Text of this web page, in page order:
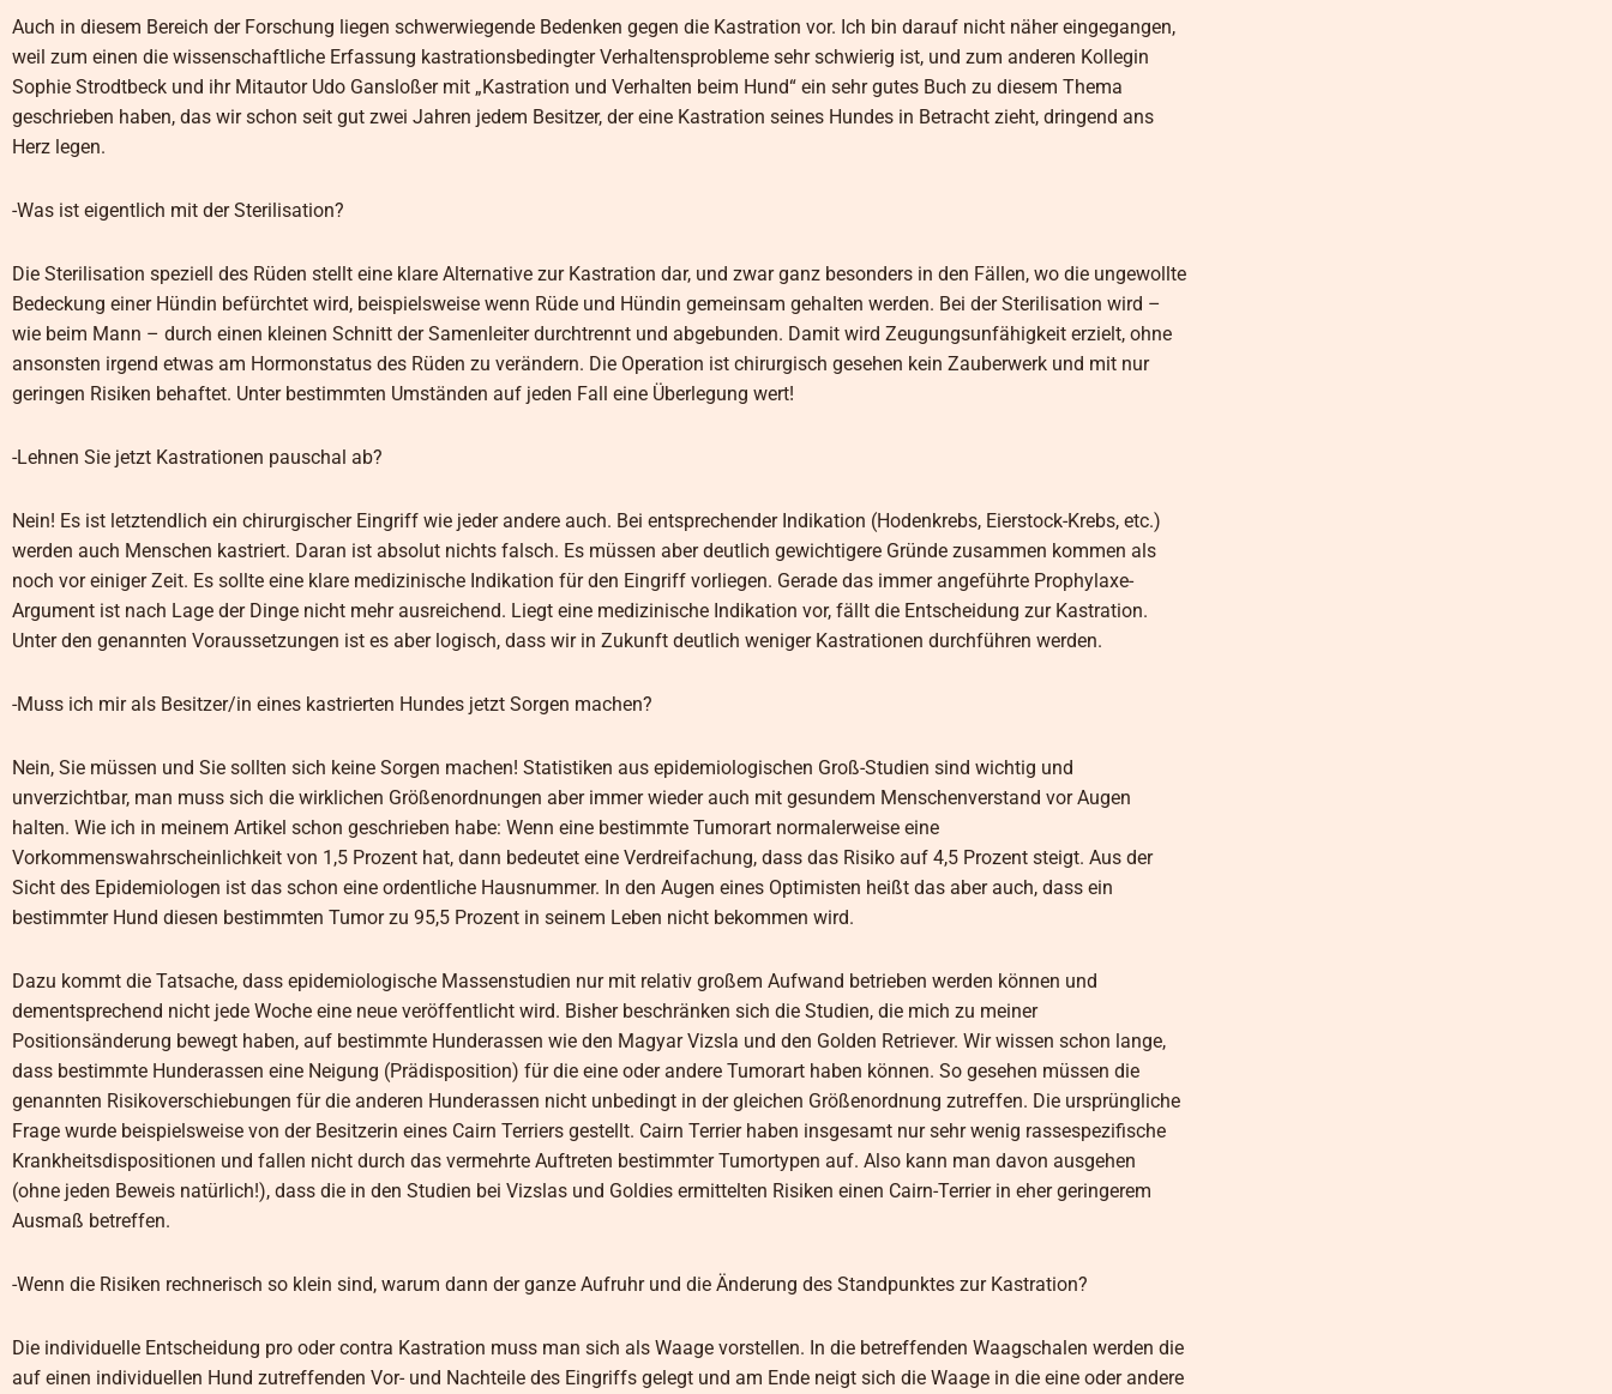
Auch in diesem Bereich der Forschung liegen schwerwiegende Bedenken gegen die Kastration vor. Ich bin darauf nicht näher eingegangen,
weil zum einen die wissenschaftliche Erfassung kastrationsbedingter Verhaltensprobleme sehr schwierig ist, und zum anderen Kollegin
Sophie Strodtbeck und ihr Mitautor Udo Gansloßer mit „Kastration und Verhalten beim Hund“ ein sehr gutes Buch zu diesem Thema
geschrieben haben, das wir schon seit gut zwei Jahren jedem Besitzer, der eine Kastration seines Hundes in Betracht zieht, dringend ans
Herz legen.
-Was ist eigentlich mit der Sterilisation?
Die Sterilisation speziell des Rüden stellt eine klare Alternative zur Kastration dar, und zwar ganz besonders in den Fällen, wo die ungewollte
Bedeckung einer Hündin befürchtet wird, beispielsweise wenn Rüde und Hündin gemeinsam gehalten werden. Bei der Sterilisation wird –
wie beim Mann – durch einen kleinen Schnitt der Samenleiter durchtrennt und abgebunden. Damit wird Zeugungsunfähigkeit erzielt, ohne
ansonsten irgend etwas am Hormonstatus des Rüden zu verändern. Die Operation ist chirurgisch gesehen kein Zauberwerk und mit nur
geringen Risiken behaftet. Unter bestimmten Umständen auf jeden Fall eine Überlegung wert!
-Lehnen Sie jetzt Kastrationen pauschal ab?
Nein! Es ist letztendlich ein chirurgischer Eingriff wie jeder andere auch. Bei entsprechender Indikation (Hodenkrebs, Eierstock-Krebs, etc.)
werden auch Menschen kastriert. Daran ist absolut nichts falsch. Es müssen aber deutlich gewichtigere Gründe zusammen kommen als
noch vor einiger Zeit. Es sollte eine klare medizinische Indikation für den Eingriff vorliegen. Gerade das immer angeführte Prophylaxe-
Argument ist nach Lage der Dinge nicht mehr ausreichend. Liegt eine medizinische Indikation vor, fällt die Entscheidung zur Kastration.
Unter den genannten Voraussetzungen ist es aber logisch, dass wir in Zukunft deutlich weniger Kastrationen durchführen werden.
-Muss ich mir als Besitzer/in eines kastrierten Hundes jetzt Sorgen machen?
Nein, Sie müssen und Sie sollten sich keine Sorgen machen! Statistiken aus epidemiologischen Groß-Studien sind wichtig und
unverzichtbar, man muss sich die wirklichen Größenordnungen aber immer wieder auch mit gesundem Menschenverstand vor Augen
halten. Wie ich in meinem Artikel schon geschrieben habe: Wenn eine bestimmte Tumorart normalerweise eine
Vorkommenswahrscheinlichkeit von 1,5 Prozent hat, dann bedeutet eine Verdreifachung, dass das Risiko auf 4,5 Prozent steigt. Aus der
Sicht des Epidemiologen ist das schon eine ordentliche Hausnummer. In den Augen eines Optimisten heißt das aber auch, dass ein
bestimmter Hund diesen bestimmten Tumor zu 95,5 Prozent in seinem Leben nicht bekommen wird.
Dazu kommt die Tatsache, dass epidemiologische Massenstudien nur mit relativ großem Aufwand betrieben werden können und
dementsprechend nicht jede Woche eine neue veröffentlicht wird. Bisher beschränken sich die Studien, die mich zu meiner
Positionsänderung bewegt haben, auf bestimmte Hunderassen wie den Magyar Vizsla und den Golden Retriever. Wir wissen schon lange,
dass bestimmte Hunderassen eine Neigung (Prädisposition) für die eine oder andere Tumorart haben können. So gesehen müssen die
genannten Risikoverschiebungen für die anderen Hunderassen nicht unbedingt in der gleichen Größenordnung zutreffen. Die ursprüngliche
Frage wurde beispielsweise von der Besitzerin eines Cairn Terriers gestellt. Cairn Terrier haben insgesamt nur sehr wenig rassespezifische
Krankheitsdispositionen und fallen nicht durch das vermehrte Auftreten bestimmter Tumortypen auf. Also kann man davon ausgehen
(ohne jeden Beweis natürlich!), dass die in den Studien bei Vizslas und Goldies ermittelten Risiken einen Cairn-Terrier in eher geringerem
Ausmaß betreffen.
-Wenn die Risiken rechnerisch so klein sind, warum dann der ganze Aufruhr und die Änderung des Standpunktes zur Kastration?
Die individuelle Entscheidung pro oder contra Kastration muss man sich als Waage vorstellen. In die betreffenden Waagschalen werden die
auf einen individuellen Hund zutreffenden Vor- und Nachteile des Eingriffs gelegt und am Ende neigt sich die Waage in die eine oder andere